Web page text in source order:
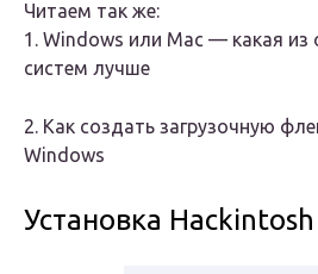
Читаем так же:
1. Windows или Mac — какая из
систем лучше
2. Как создать загрузочную
Windows
Установка Hackintosh